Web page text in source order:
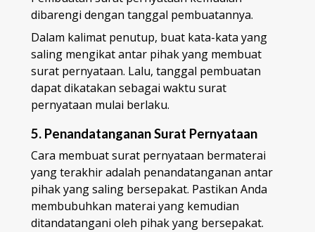
dibarengi dengan tanggal pembuatannya.
Dalam kalimat penutup, buat kata-kata yang
saling mengikat antar pihak yang membuat
surat pernyataan. Lalu, tanggal pembuatan
dapat dikatakan sebagai waktu surat
pernyataan mulai berlaku.
5. Penandatanganan Surat Pernyataan
Cara membuat surat pernyataan bermaterai
yang terakhir adalah penandatanganan antar
pihak yang saling bersepakat. Pastikan Anda
membubuhkan materai yang kemudian
ditandatangani oleh pihak yang bersepakat.